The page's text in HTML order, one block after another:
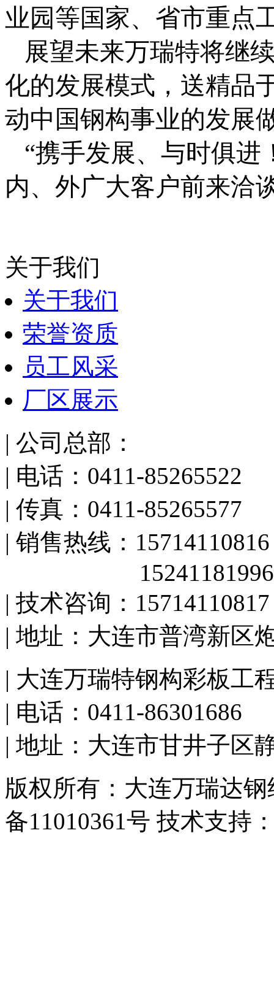
业园等国家、省市重点
展望未来万瑞特将继
化的发展模式，送精品
动中国钢构事业的发展
“携手发展、与时俱进
内、外广大客户前来洽
关于我们
关于我们
荣誉资质
员工风采
厂区展示
| 公司总部：
| 电话：0411-85265522
| 传真：0411-85265577
| 销售热线：15714110816
15241181996
| 技术咨询：15714110817
| 地址：大连市普湾新区
| 大连万瑞特钢构彩板工
| 电话：0411-86301686
| 地址：大连市甘井子区
版权所有：大连万瑞达
备11010361号 技术支持